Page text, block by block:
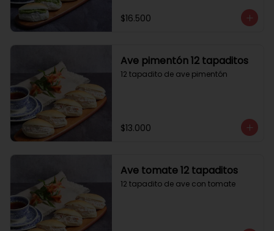
$16.500
Ave pimentón 12 tapaditos
12 tapadito de ave pimentón
$13.000
Ave tomate 12 tapaditos
12 tapadito de ave con tomate